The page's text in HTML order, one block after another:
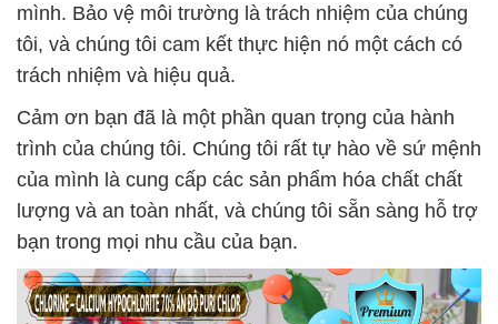
mình. Bảo vệ môi trường là trách nhiệm của chúng
tôi, và chúng tôi cam kết thực hiện nó một cách có
trách nhiệm và hiệu quả.
Cảm ơn bạn đã là một phần quan trọng của hành
trình của chúng tôi. Chúng tôi rất tự hào về sứ mệnh
của mình là cung cấp các sản phẩm hóa chất chất
lượng và an toàn nhất, và chúng tôi sẵn sàng hỗ trợ
bạn trong mọi nhu cầu của bạn.